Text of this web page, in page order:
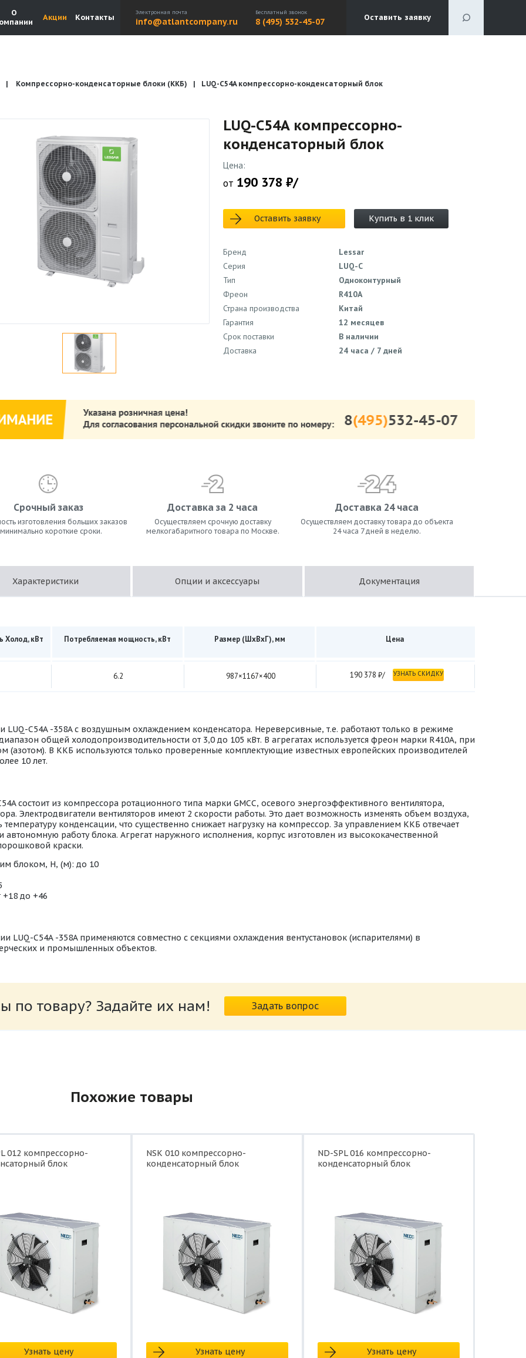
О
Акции Контакты
Электронная почта
info@atlantcompany.ru
Бесплатный звонок
8 (495) 532-45-07 Оставить заявку
Компрессорно-конденсаторные блоки (ККБ) LUQ-C54A компрессорно-конденсаторный блок
LUQ-C54A компрессорно-
конденсаторный блок
Цена:
от 190 378 ₽/
Оставить заявку Купить в 1 клик
Бренд
Lessar
Серия
LUQ-C
Тип
Одноконтурный
Фреон
R410A
Страна производства
Китай
Гарантия
12 месяцев
Срок поставки
В наличии
Доставка
24 часа / 7 дней
Срочный заказ
изготовления больших заказов
короткие сроки.
Доставка за 2 часа
Осуществляем срочную доставку
мелкогабаритного товара по Москве.
Доставка 24 часа
Осуществляем доставку товара до объекта
24 часа 7 дней в неделю.
Характеристики Опции и аксессуары Документация
Холод, кВт Потребляемая мощность, кВт Размер (ШхВхГ), мм Цена
6.2 987×1167×400 190 378 ₽/ УЗНАТЬ СКИДКУ
C54A -358A с воздушным охлаждением конденсатора. Нереверсивные, т.е. работают только в режиме
общей холодопроизводительности от 3,0 до 105 кВт. В агрегатах используется фреон марки R410A, при
(азотом). В ККБ используются только проверенные комплектующие известных европейских производителей
10 лет.
состоит из компрессора ротационного типа марки GMCC, осевого энергоэффективного вентилятора,
Электродвигатели вентиляторов имеют 2 скорости работы. Это дает возможность изменять объем воздуха,
конденсации, что существенно снижает нагрузку на компрессор. За управлением ККБ отвечает
автономную работу блока. Агрегат наружного исполнения, корпус изготовлен из высококачественной
краски.
блоком, Н, (м): до 10
+18 до +46
LUQ-C54A -358A применяются совместно с секциями охлаждения вентустановок (испарителями) в
и промышленных объектов.
по товару? Задайте их нам! Задать вопрос
Похожие товары
012 компрессорно-
блок
Узнать цену
NSK 010 компрессорно-
конденсаторный блок
Узнать цену
ND-SPL 016 компрессорно-
конденсаторный блок
Узнать цену